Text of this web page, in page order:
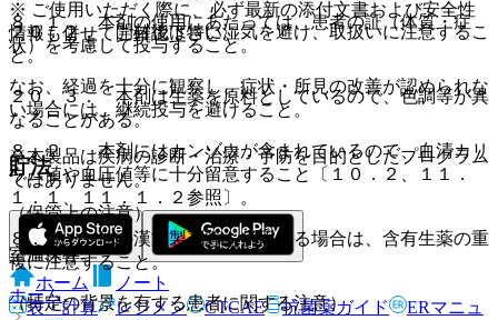
２０．２． 開封後は特に湿気を避け、取扱いに注意するこ
と。
２０．３． 本剤は生薬を原料としているので、色調等が異
なることがある。
貯法
（保管上の注意）
室温保存。
ホーム
８．１． 本剤の使用にあたっては、患者の証（体質・症
状）を考慮して投与すること。
なお、経過を十分に観察し、症状・所見の改善が認められな
い場合には、継続投与を避けること。
８．２． 本剤にはカンゾウが含まれているので、血清カリ
ウム値や血圧値等に十分留意すること〔１０．２、１１．
１．１、１１．１．２参照〕。
８．３． 他の漢方製剤等を併用する場合は、含有生薬の重
複に注意すること。
（特定の背景を有する患者に関する注意）
※ ご使用いただく際に、必ず最新の添付文書および安全性
情報も併せてご確認下さい。
※本製品は疾病の診断・治療・予防を目的としたプログラム
ではありません。
ホーム
ノート
表・計算
レジメン CTCAE 抗菌薬ガイド
ERマニュ